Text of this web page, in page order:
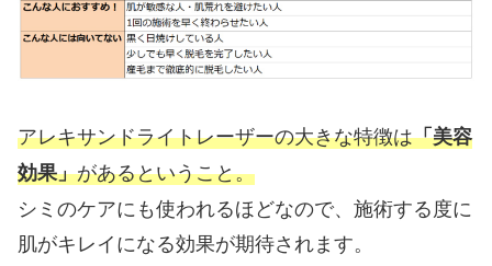
アレキサンドライトレーザーの大きな特徴は「美容
効果」があるということ。
シミのケアにも使われるほどなので、施術する度に
肌がキレイになる効果が期待されます。